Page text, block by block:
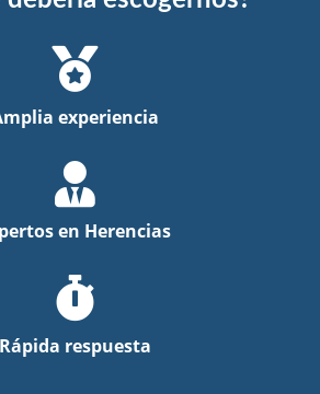
experiencia
en Herencias
Rápida respuesta